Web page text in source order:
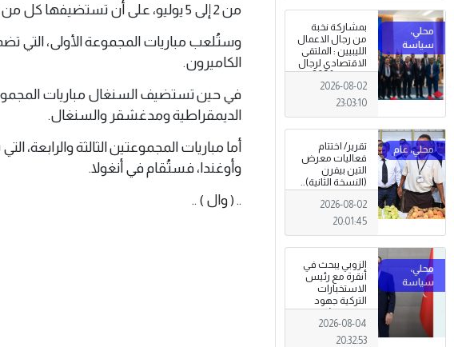
بمشاركة نخبة
من رجال الاعمال
الليبيين : الملتقى
الاقتصادي لرجال
الاعمال 2026
تبدأ فعاليات
بمدينة سرت .
2026-08-02
23:03:10
تقرير/ اختتام
فعاليات معرض
التين بيفرن
(النسخة الثانية)..
تظاهرة وطنية
وصمود
للمزارعين في
2026-08-02
20:01:45
الزوبي يبحث في
أنقرة مع رئيس
الاستخبارات
التركية جهود
توحيد المؤسسة
العسكرية على
أسس مهنية
2026-08-04
20:32:53
من 2 إلى 5 يوليو، على أن تستضيفها كل من أنغولا والكاميرون والسنغال.
وستُلعب مباريات المجموعة الأولى، التي
الكاميرون.
في حين تستضيف السنغال مباريات
الديمقراطية ومدغشقر والسنغال.
أما مباريات المجموعتين الثالثة والرابعة،
وأوغندا، فستُقام في أنغولا.
.. ( وال ) ..